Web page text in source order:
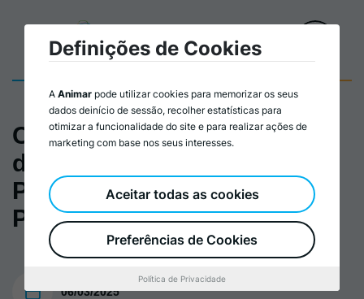
Conferência < Os Números
do Setor Cooperativo em
Portugal > Lançamento <
PAC25 >
06/03/2025
Definições de Cookies
A Animar pode utilizar cookies para memorizar os seus
dados deinício de sessão, recolher estatísticas para
otimizar a funcionalidade do site e para realizar ações de
marketing com base nos seus interesses.
Preferências de Cookies
Aceitar todas as cookies
Política de Privacidade